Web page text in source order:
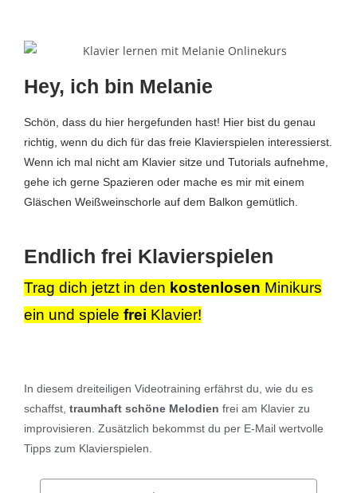
Hey, ich bin Melanie
Schön, dass du hier hergefunden hast! Hier bist du genau
richtig, wenn du dich für das freie Klavierspielen interessierst.
Wenn ich mal nicht am Klavier sitze und Tutorials aufnehme,
gehe ich gerne Spazieren oder mache es mir mit einem
Gläschen Weißweinschorle auf dem Balkon gemütlich.
Endlich frei Klavierspielen
Trag dich jetzt in den kostenlosen Minikurs
ein und spiele frei Klavier!
In diesem dreiteiligen Videotraining erfährst du, wie du es
schaffst, traumhaft schöne Melodien frei am Klavier zu
improvisieren. Zusätzlich bekommst du per E-Mail wertvolle
Tipps zum Klavierspielen.